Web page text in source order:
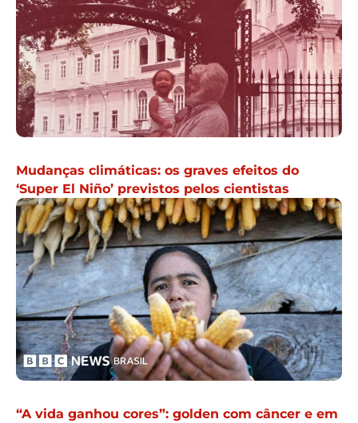
Mudanças climáticas: os graves efeitos do
‘Super El Niño’ previstos pelos cientistas
“A vida ganhou cores”: golden com câncer e em